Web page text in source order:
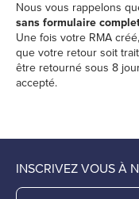
Nous vous rappelons
sans formulaire
Une fois votre RMA
que votre retour soit
être retourné sous 8
accepté.
INSCRIVEZ VOUS À